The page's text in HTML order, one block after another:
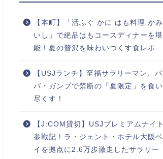
【本町】「活ふぐ かに はも料理 かみ
いし」で絶品はもコースディナーを堪
能！夏の贅沢を味わいつくす食レポ
【USJランチ】至福サラリーマン、バ
バ・ガンプで禁断の「夏限定」を食い
尽くす！
【J:COM貸切】USJプレミアムナイト
参戦記！ラ・ジェント・ホテル大阪ベ
イを拠点に2.6万歩激走したサラリー